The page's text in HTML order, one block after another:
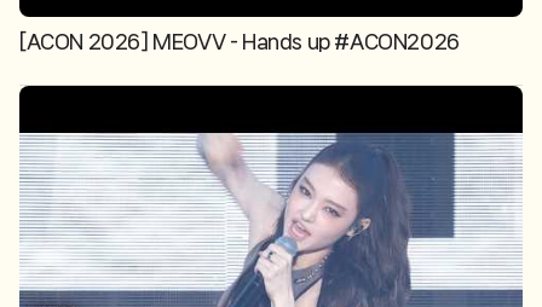
[ACON 2026] MEOVV - Hands up #ACON2026